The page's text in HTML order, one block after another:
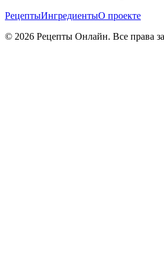
РецептыИнгредиентыО проекте
© 2026 Рецепты Онлайн. Все права